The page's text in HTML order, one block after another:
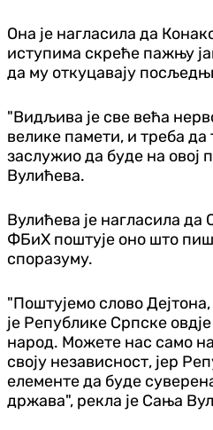
Она је нагласила да
иступима скреће пажњу
да му откуцавају
"Видљива је све већа
велике памети, и треба да
заслужио да буде на овој
Вулићева.
Вулићева је нагласила да
ФБиХ поштује оно што
споразуму.
"Поштујемо слово
је Републике Српске
народ. Можете нас само
своју независност, јер
елементе да буде
држава", рекла је Сања